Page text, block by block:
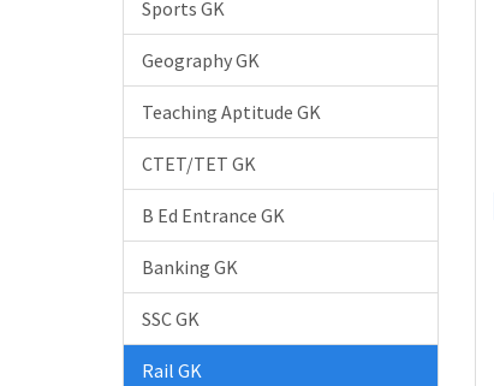
Sports GK
Geography GK
Teaching Aptitude GK
CTET/TET GK
B Ed Entrance GK
Banking GK
SSC GK
Rail GK